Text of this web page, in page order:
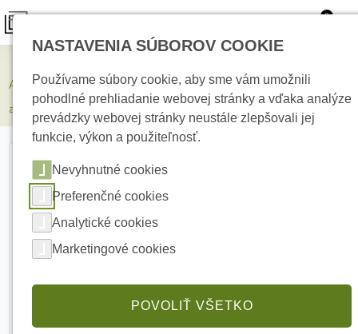
0
AJAX FireProtect Smoke/Sounder White Bezdrôtový
adresovateľný detektor dymu so sirénou
NASTAVENIA SÚBOROV COOKIE
Používame súbory cookie, aby sme vám umožnili
pohodlné prehliadanie webovej stránky a vďaka analýze
prevádzky webovej stránky neustále zlepšovali jej
funkcie, výkon a použiteľnosť.
Nevyhnutné cookies
Preferenčné cookies
Analytické cookies
Marketingové cookies
POVOLIŤ VŠETKO